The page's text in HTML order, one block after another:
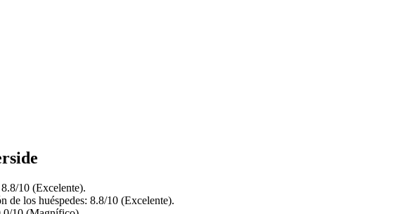
10 (Excelente).
los huéspedes: 8.8/10 (Excelente).